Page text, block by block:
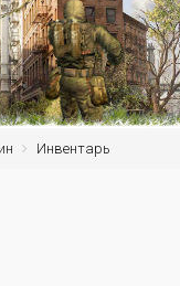
Инвентарь